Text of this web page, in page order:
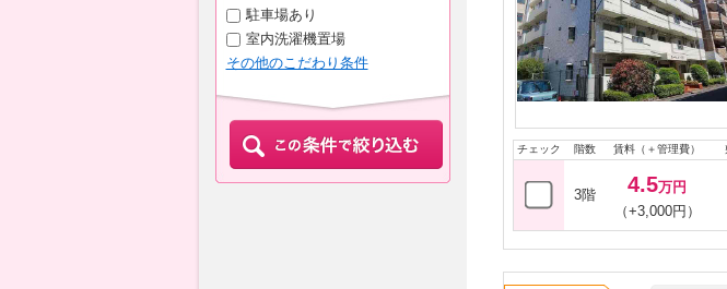
駐車場あり
室内洗濯機置場
その他のこだわり条件
チェック 階数 賃料（＋管理費）
3階 4.5万円
（+3,000円）